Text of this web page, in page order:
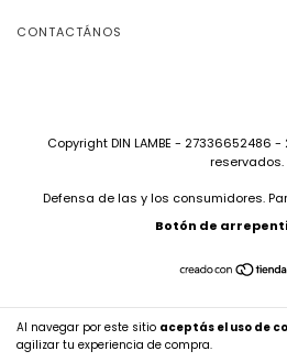
Al navegar por este sitio aceptás el uso de
agilizar tu experiencia de compra.
CONTACTÁNOS
Copyright DIN LAMBE - 27336652486
reservados.
Defensa de las y los consumidores.
Botón de